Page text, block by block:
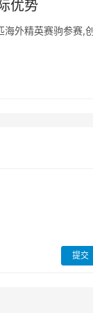
优势
海外精英赛驹参赛,
提交